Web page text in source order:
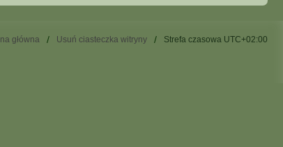
główna Usuń ciasteczka witryny Strefa czasowa UTC+02:00